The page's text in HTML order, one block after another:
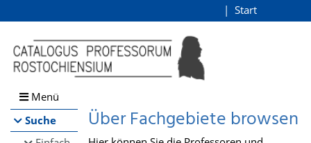
Browsen
direkt zum Inhalt
Start
Menü
Suche
Über Fachgebiete browsen